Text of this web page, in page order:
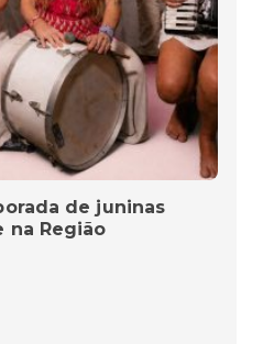
de juninas
na Região